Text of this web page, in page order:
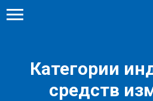
Категории
средств